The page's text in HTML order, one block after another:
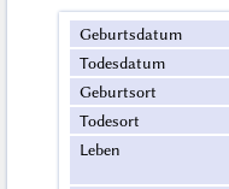
Geburtsdatum
Todesdatum
Geburtsort
Todesort
Leben